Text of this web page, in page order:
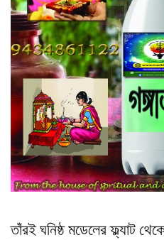
তাঁরই ঘনিষ্ঠ মডেলের ফ্ল্যাট